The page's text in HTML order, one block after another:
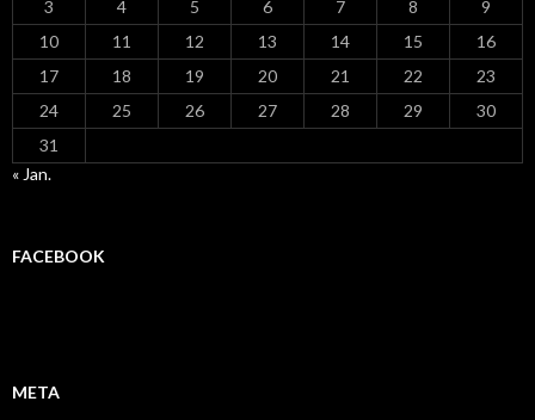
3
4 5 6 7 8
9
10
11 12 13 14 15
16
17
18 19 20 21 22
23
24
25 26 27 28 29
30
31
« Jan.
FACEBOOK
META